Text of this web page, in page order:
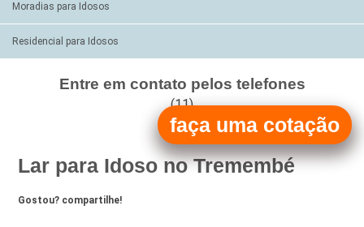
Moradias para Idosos
Residencial para Idosos
Entre em contato pelos telefones
(11)
(11)
Lar para Idoso no Tremembé
Gostou? compartilhe!
faça uma cotação